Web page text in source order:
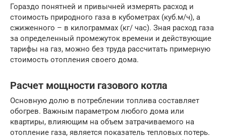
Гораздо понятней и привычней измерять расход и
стоимость природного газа в кубометрах (куб.м/ч), а
сжиженного – в килограммах (кг/ час). Зная расход газа
за определенный промежуток времени и действующие
тарифы на газ, можно без труда рассчитать примерную
стоимость отопления своего дома.
Расчет мощности газового котла
Основную долю в потреблении топлива составляет
обогрев. Важным параметром любого дома или
квартиры, влияющим на объем затрачиваемого на
отопление газа, является показатель тепловых потерь.